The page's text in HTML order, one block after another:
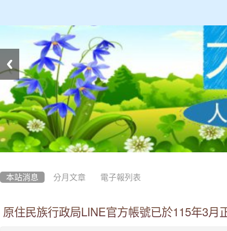
本站消息 分月文章 電子報列表
原住民族行政局LINE官方帳號已於115年3月